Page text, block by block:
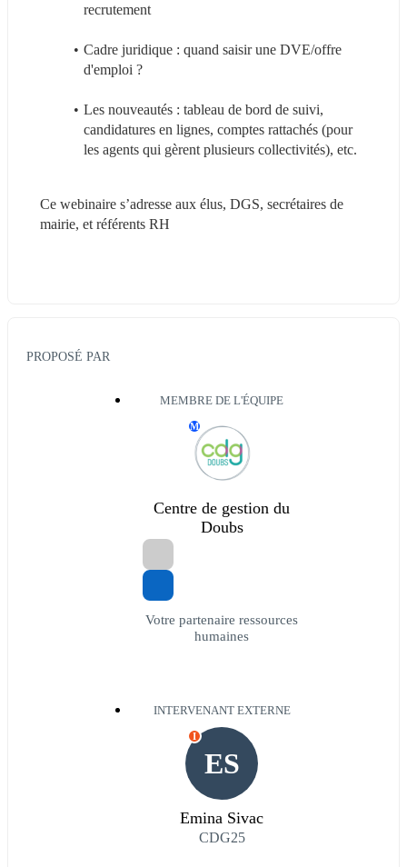
recrutement
Cadre juridique : quand saisir une DVE/offre
d'emploi ?
Les nouveautés : tableau de bord de suivi,
candidatures en lignes, comptes rattachés (pour
les agents qui gèrent plusieurs collectivités), etc.
Ce webinaire s’adresse aux élus, DGS, secrétaires de
mairie, et référents RH
PROPOSÉ PAR
MEMBRE DE L'ÉQUIPE
M
Centre de gestion du
Doubs
Votre partenaire ressources
humaines
INTERVENANT EXTERNE
ES
I
Emina Sivac
CDG25